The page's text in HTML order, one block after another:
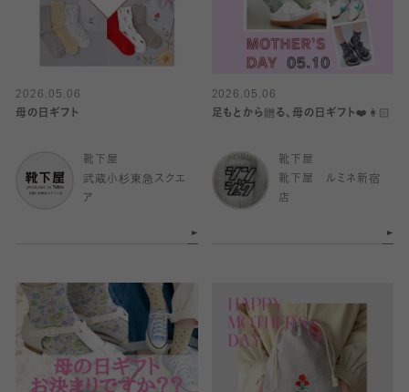
2026.05.06
母の日ギフト
靴下屋
武蔵小杉東急スクエ
ア
2026.05.06
足もとから贈る、母の日ギフト❤️👩🏻
靴下屋
靴下屋 ルミネ新宿
店